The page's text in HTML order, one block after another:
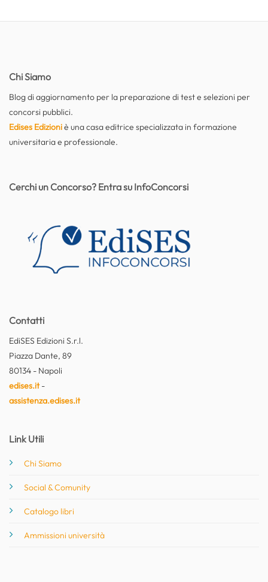
Chi Siamo
Blog di aggiornamento per la preparazione di test e selezioni per
concorsi pubblici.
Edises Edizioniè una casa editrice specializzata in formazione
universitaria e professionale.
Contatti
EdiSES Edizioni S.r.l.
Piazza Dante, 89
80134 - Napoli
edises.it-
assistenza.edises.it
Link Utili
Chi Siamo
Social & Comunity
Catalogo libri
Ammissioni università
Cerchi un Concorso? Entra su InfoConcorsi